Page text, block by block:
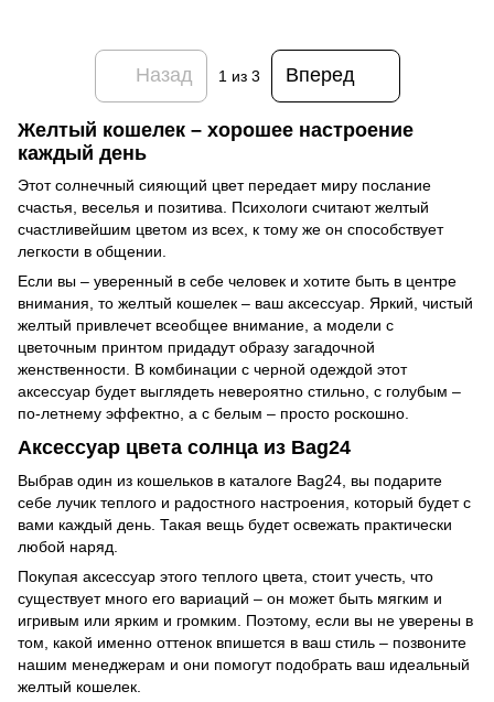
Назад 1 из 3 Вперед
Желтый кошелек – хорошее настроение
каждый день
Этот солнечный сияющий цвет передает миру послание
счастья, веселья и позитива. Психологи считают желтый
счастливейшим цветом из всех, к тому же он способствует
легкости в общении.
Если вы – уверенный в себе человек и хотите быть в центре
внимания, то желтый кошелек – ваш аксессуар. Яркий, чистый
желтый привлечет всеобщее внимание, а модели с
цветочным принтом придадут образу загадочной
женственности. В комбинации с черной одеждой этот
аксессуар будет выглядеть невероятно стильно, с голубым –
по-летнему эффектно, а с белым – просто роскошно.
Аксессуар цвета солнца из Bag24
Выбрав один из кошельков в каталоге Bag24, вы подарите
себе лучик теплого и радостного настроения, который будет с
вами каждый день. Такая вещь будет освежать практически
любой наряд.
Покупая аксессуар этого теплого цвета, стоит учесть, что
существует много его вариаций – он может быть мягким и
игривым или ярким и громким. Поэтому, если вы не уверены в
том, какой именно оттенок впишется в ваш стиль – позвоните
нашим менеджерам и они помогут подобрать ваш идеальный
желтый кошелек.